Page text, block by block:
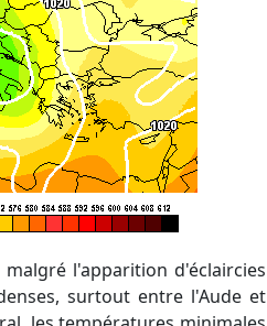
l'apparition d'éclaircies
surtout entre l'Aude et